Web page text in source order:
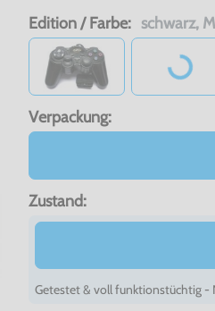
Edition / Farbe: schwarz,
Loading…
Verpackung:
Zustand:
Getestet & voll funktionstüchtig -